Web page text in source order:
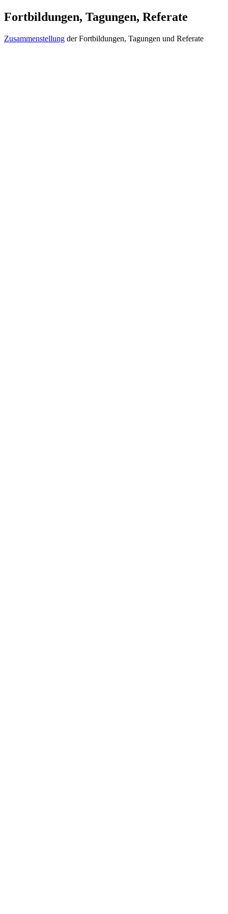
Fortbildungen, Tagungen, Referate
Zusammenstellung der Fortbildungen, Tagungen und Referate